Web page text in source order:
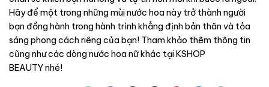
Hãy để một trong những mùi nước hoa này trở thành người
bạn đồng hành trong hành trình khẳng định bản thân và tỏa
sáng phong cách riêng của bạn! Tham khảo thêm thông tin
cũng như các dòng nước hoa nữ khác tại KSHOP
BEAUTY nhé!